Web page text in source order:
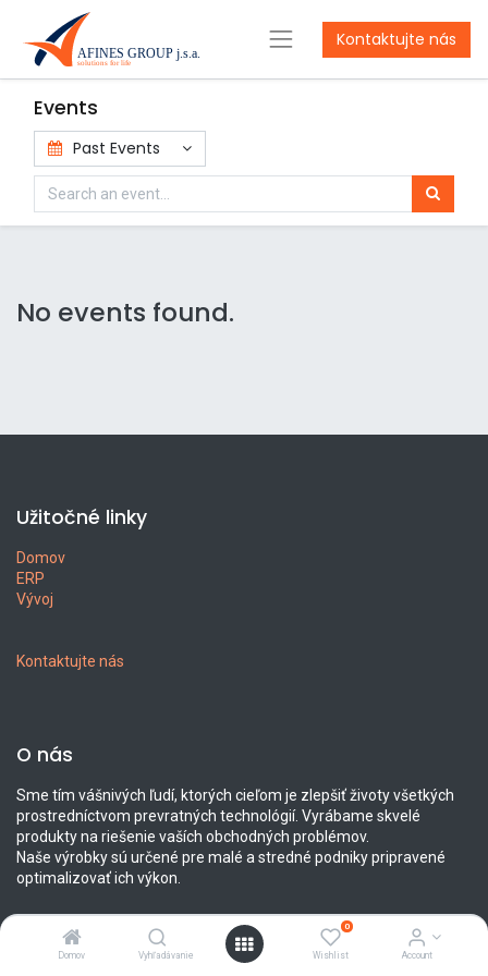
Domov Vyhľadávanie
0
Wishlist Account
Kontaktujte nás
Events
Past Events
No events found.
Užitočné linky
Domov
ERP
Vývoj
Kontaktujte nás
O nás
Sme tím vášnivých ľudí, ktorých cieľom je zlepšiť životy všetkých
prostredníctvom prevratných technológií. Vyrábame skvelé
produkty na riešenie vaších obchodných problémov.
Naše výrobky sú určené pre malé a stredné podniky pripravené
optimalizovať ich výkon.